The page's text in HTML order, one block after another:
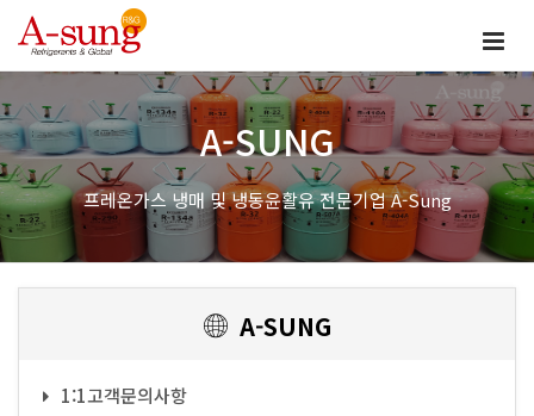
A-SUNG
프레온가스 냉매 및 냉동윤활유 전문기업 A-Sung
A-SUNG
1:1고객문의사항